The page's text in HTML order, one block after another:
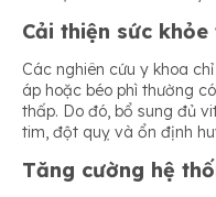
Cải thiện sức khỏe
Các nghiên cứu y khoa
áp hoặc béo phì thường
thấp. Do đó, bổ sung đủ
tim, đột quỵ và ổn định
Tăng cường hệ